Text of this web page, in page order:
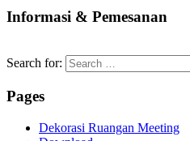
Informasi & Pemesanan
Search for:
Pages
Dekorasi Ruangan Meeting